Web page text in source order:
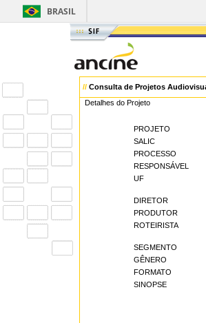
BRASIL
// Consulta de Projetos
Detalhes do Projeto
PROJETO
SALIC
PROCESSO
RESPONSÁVEL
UF
DIRETOR
PRODUTOR
ROTEIRISTA
SEGMENTO
GÊNERO
FORMATO
SINOPSE